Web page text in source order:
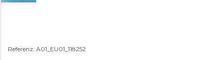
Referenz: A01_EU01_118252